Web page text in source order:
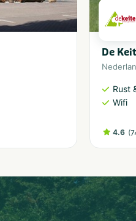
De
Rust
Wifi
4.6 (